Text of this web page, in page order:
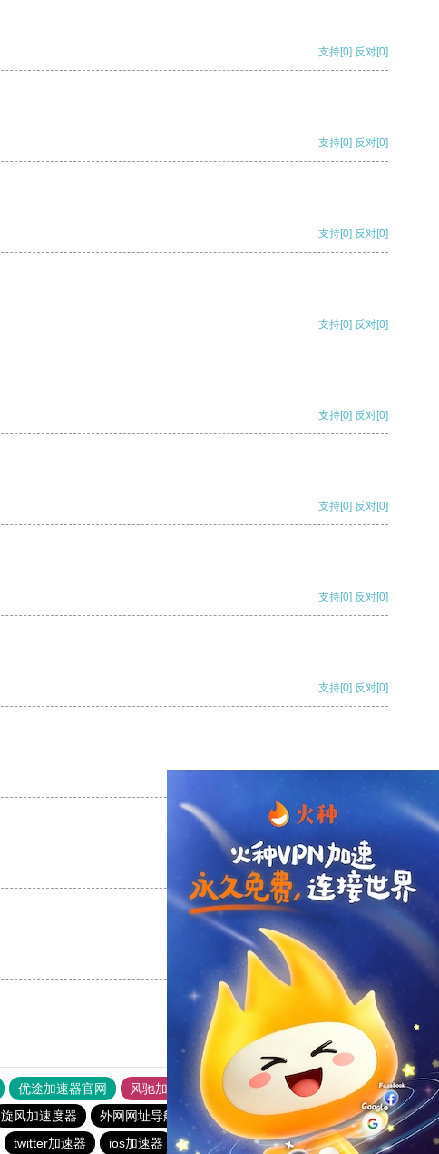
支持[0] 反对[0]
支持[0] 反对[0]
支持[0] 反对[0]
支持[0] 反对[0]
支持[0] 反对[0]
支持[0] 反对[0]
支持[0] 反对[0]
支持[0] 反对[0]
支持 [0] 反对 [0]
支持
优途加速器官网 风驰加速器
旋风加速器
旋风加速度器 外网网址导航 软件中心 雷霆加速
狂飙加速器
twitter加速器 ios加速器 快喵vp加速器 雷霆vp加速器